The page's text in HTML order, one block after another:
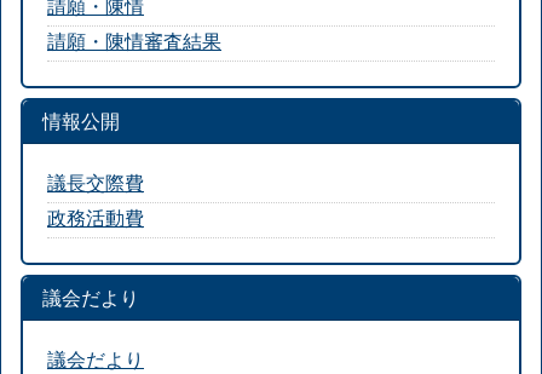
請願・陳情
請願・陳情審査結果
情報公開
議長交際費
政務活動費
議会だより
議会だより